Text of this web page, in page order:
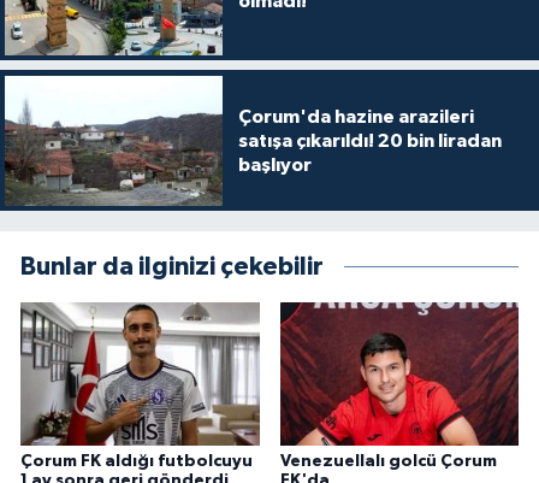
Çorum'da hazine arazileri
satışa çıkarıldı! 20 bin liradan
başlıyor
Bunlar da ilginizi çekebilir
Çorum FK aldığı futbolcuyu
Venezuellalı golcü Çorum